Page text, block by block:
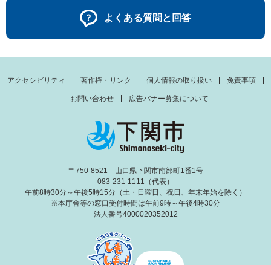
よくある質問と回答
アクセシビリティ 著作権・リンク 個人情報の取り扱い 免責事項
お問い合わせ 広告バナー募集について
〒750-8521 山口県下関市南部町1番1号
083-231-1111（代表）
午前8時30分～午後5時15分（土・日曜日、祝日、年末年始を除く）
※本庁舎等の窓口受付時間は午前9時～午後4時30分
法人番号4000020352012